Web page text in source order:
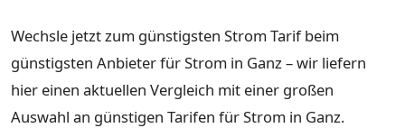
Wechsle jetzt zum günstigsten Strom Tarif beim
günstigsten Anbieter für Strom in Ganz – wir liefern
hier einen aktuellen Vergleich mit einer großen
Auswahl an günstigen Tarifen für Strom in Ganz.